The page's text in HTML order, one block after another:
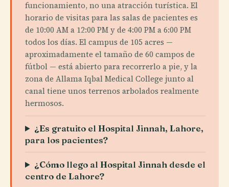
funcionamiento, no una atracción turística. El
horario de visitas para las salas de pacientes es
de 10:00 AM a 12:00 PM y de 4:00 PM a 6:00 PM
todos los días. El campus de 105 acres —
aproximadamente el tamaño de 60 campos de
fútbol — está abierto para recorrerlo a pie, y la
zona de Allama Iqbal Medical College junto al
canal tiene unos terrenos arbolados realmente
hermosos.
¿Es gratuito el Hospital Jinnah, Lahore,
para los pacientes?
¿Cómo llego al Hospital Jinnah desde el
centro de Lahore?